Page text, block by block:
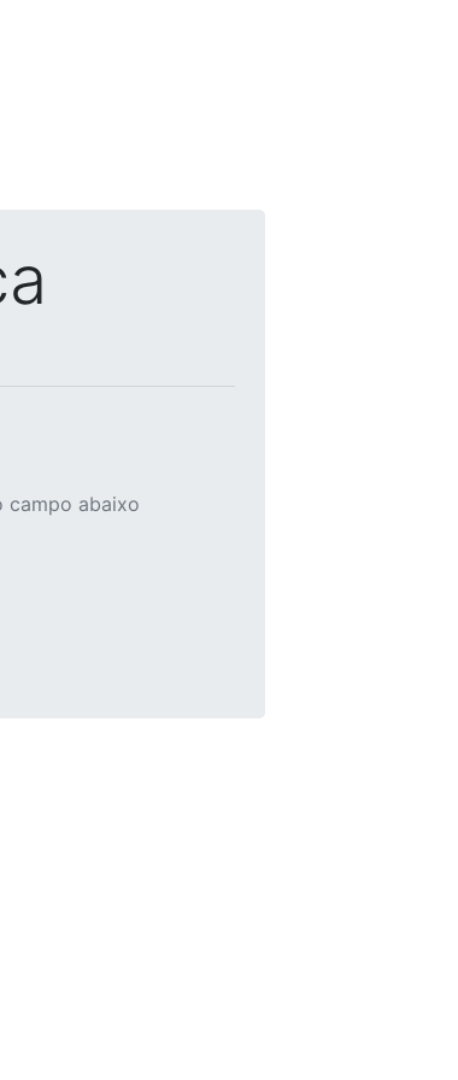
campo abaixo